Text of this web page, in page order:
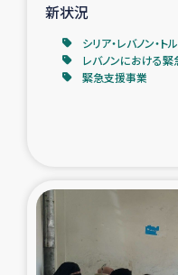
新状況
シリア・レバノン・ト
レバノンにおける
緊急支援事業